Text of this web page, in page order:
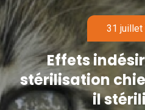
31 juillet
Effets
stérilisation
il